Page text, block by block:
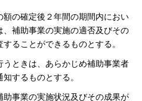
の確定後２年間の期間内におい
補助事業の実施の適否及びその
ることができるものとする。
ときは、あらかじめ補助事業者
するものとする。
事業の実施状況及びその成果が